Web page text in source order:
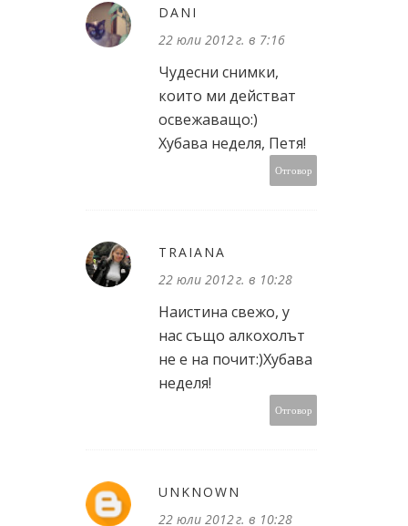
DANI
22 юли 2012 г. в 7:16
Чудесни снимки,
които ми действат
освежаващо:)
Хубава неделя, Петя!
Отговор
TRAIANA
22 юли 2012 г. в 10:28
Наистина свежо, у
нас също алкохолът
не е на почит:)Хубава
неделя!
Отговор
UNKNOWN
22 юли 2012 г. в 10:28